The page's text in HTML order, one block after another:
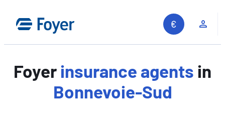
content
Foyerinsurance agents in
Bonnevoie-Sud